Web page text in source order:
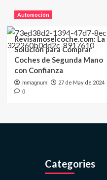
Automoción
Revisamoselcoche.com: La
Solución para Comprar
Coches de Segunda Mano
con Confianza
mmagnum 27 de May de 2024
0
Categories